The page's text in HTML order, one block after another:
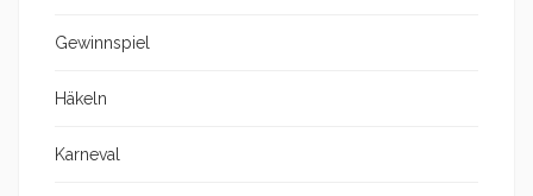
Gewinnspiel
Häkeln
Karneval